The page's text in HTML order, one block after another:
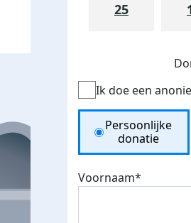
25
Ik doe een
Donation Type
Persoonlijke
donatie
Voornaam*